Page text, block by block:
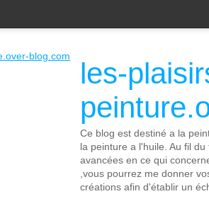
les-
Ce blog est destiné a la
la peinture a l'huile. Au fil
avancées en ce qui
,vous pourrez me donner
créations afin d'établir un